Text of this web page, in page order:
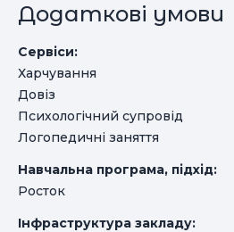
Додаткові умови
Сервіси:
Харчування
Довіз
Психологічний супровід
Логопедичні заняття
Навчальна програма, підхід:
Росток
Інфраструктура закладу: